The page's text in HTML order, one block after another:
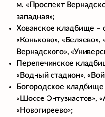
м. «Проспект
западная»;
Хованское кладбище –
«Коньково»,
Вернадского»,
Перепечинское
«Водный стадион»,
Богородское кладбище
«Шоссе Энтузиастов»,
«Новогиреево»;